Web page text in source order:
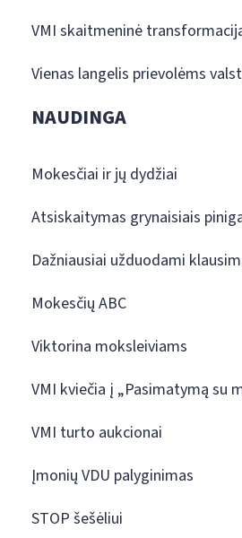
VMI skaitmeninė
Vienas langelis prievolėms
NAUDINGA
Mokesčiai ir jų dydžiai
Atsiskaitymas grynaisiais
Dažniausiai užduodami
Mokesčių ABC
Viktorina moksleiviams
VMI kviečia į „Pasimatymą su
VMI turto aukcionai
Įmonių VDU palyginimas
STOP šešėliui